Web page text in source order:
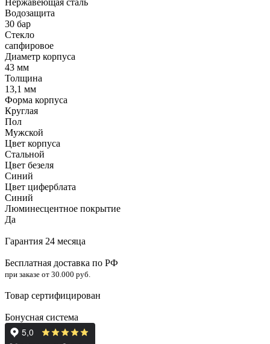
Водозащита
30 бар
Стекло
сапфировое
Диаметр корпуса
43 мм
Толщина
13,1 мм
Форма корпуса
Круглая
Пол
Мужской
Цвет корпуса
Стальной
Цвет безеля
Синий
Цвет циферблата
Синий
Люминесцентное покрытие
Да
Гарантия 24 месяца
Бесплатная доставка по РФ
при заказе от 30.000 руб.
Товар сертифицирован
Бонусная система